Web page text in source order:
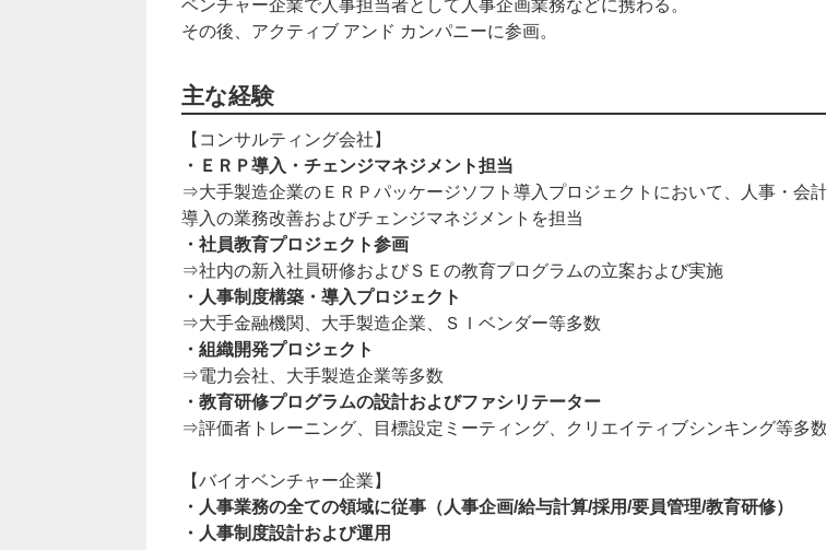
ベンチャー企業で人事担当者として人事企画業務などに携わる。
その後、アクティブ アンド カンパニーに参画。
主な経験
【コンサルティング会社】
・ＥＲＰ導入・チェンジマネジメント担当
⇒大手製造企業のＥＲＰパッケージソフト導入プロジェクトにおいて、人事・会
導入の業務改善およびチェンジマネジメントを担当
・社員教育プロジェクト参画
⇒社内の新入社員研修およびＳＥの教育プログラムの立案および実施
・人事制度構築・導入プロジェクト
⇒大手金融機関、大手製造企業、ＳＩベンダー等多数
・組織開発プロジェクト
⇒電力会社、大手製造企業等多数
・教育研修プログラムの設計およびファシリテーター
⇒評価者トレーニング、目標設定ミーティング、クリエイティブシンキング等多数
【バイオベンチャー企業】
・人事業務の全ての領域に従事（人事企画/給与計算/採用/要員管理/教育研修）
・人事制度設計および運用